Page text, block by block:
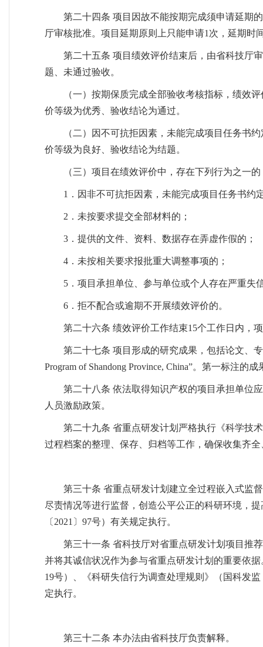
第二十四条 项目因故不能按期完成须申请延期
厅审核批准。项目延期原则上只能申请1次，延期时
第二十五条 项目绩效评价结束后，由省科技厅
题、未通过验收。
（一）按期保质完成全部验收考核指标，绩效
价等级为优秀、验收结论为通过。
（二）因不可抗拒因素，未能完成项目任务书
价等级为良好、验收结论为结题。
（三）项目在绩效评价中，存在下列行为之一
1．因非不可抗拒因素，未能完成项目任务书约
2．未按要求提交全部材料的；
3．提供的文件、资料、数据存在弄虚作假的；
4．未按相关要求报批重大调整事项的；
5．项目承担单位、参与单位或个人存在严重失
6．拒不配合或逾期不开展绩效评价的。
第二十六条 绩效评价工作结束15个工作日内，
第二十七条 项目形成的研究成果，包括论文、
Program of Shandong Province, China”。第一标注的
第二十八条 依法取得知识产权的项目承担单位
人员激励政策。
第二十九条 省重点研发计划严格执行《科学技
过程档案的整理、保存、归档等工作，确保收集齐
第三十条 省重点研发计划建立全过程嵌入式监
尽责情况等进行监督，创造公平公正的科研环境，
〔2021〕97号）有关规定执行。
第三十一条 省科技厅对省重点研发计划项目推
并将其诚信状况作为参与省重点研发计划的重要依
19号）、《科研失信行为调查处理规则》（国科发
定执行。
第三十二条 本办法由省科技厅负责解释。